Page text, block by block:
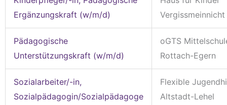
Ergänzungskraft (w/m/d)
Vergissmeinnicht
Pädagogische
Unterstützungskraft (w/m/d)
oGTS
Rottach-Egern
Sozialarbeiter/-in,
Sozialpädagogin/Sozialpädagoge
Flexible
Altstadt-Lehel